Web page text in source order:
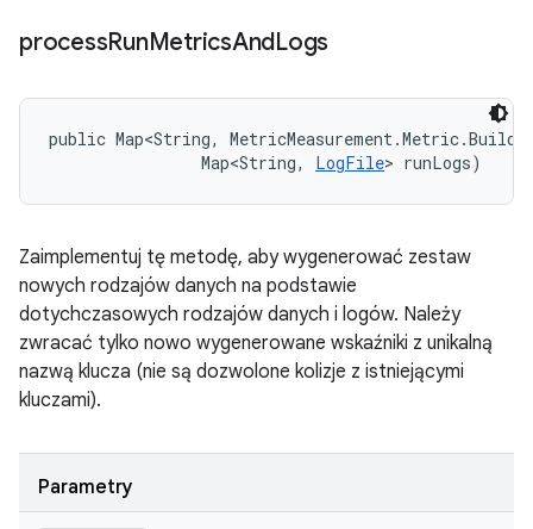
processRunMetricsAndLogs
public Map<String,
                Map<String,
LogFile> runLogs)
Zaimplementuj tę metodę, aby wygenerować zestaw
nowych rodzajów danych na podstawie
dotychczasowych rodzajów danych i logów. Należy
zwracać tylko nowo wygenerowane wskaźniki z unikalną
nazwą klucza (nie są dozwolone kolizje z istniejącymi
kluczami).
Parametry